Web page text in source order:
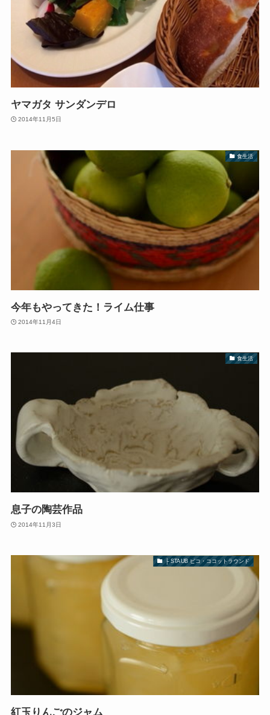
ヤマガタ サンダンデロ
2014年11月5日
食生活
今年もやってきた！ライム仕事
2014年11月4日
食生活
息子の陶芸作品
2014年11月3日
├ STAUB ピコ・ココットラウンド
紅玉りんごのジャム